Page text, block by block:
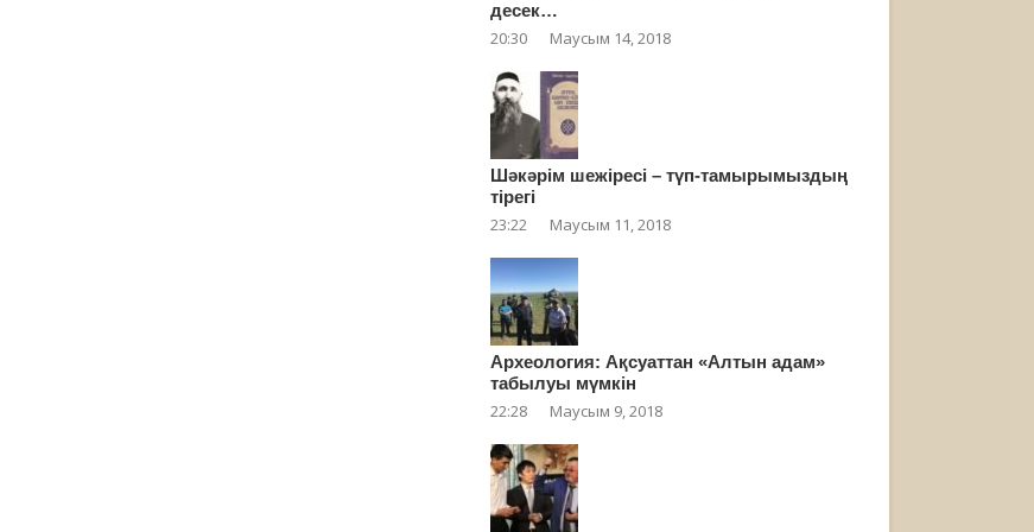
десек…
20:30 Маусым 14, 2018
Шәкәрім шежіресі – түп-тамырымыздың
тірегі
23:22 Маусым 11, 2018
Археология: Ақсуаттан «Алтын адам»
табылуы мүмкін
22:28 Маусым 9, 2018